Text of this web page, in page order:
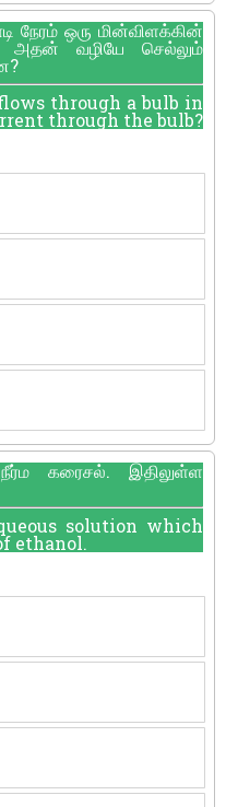
நேரம் ஒரு மின்விளக்கின்
அதன் வழியே செல்லும்
through a bulb in
through the bulb?
கரைசல். இதிலுள்ள
solution which
ethanol.